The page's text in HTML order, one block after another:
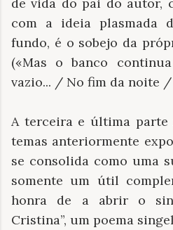
com a ideia plasmada
fundo, é o sobejo da
(«Mas o banco
vazio... / No fim da noite
A terceira e última parte
temas anteriormente
se consolida como uma
somente um útil
honra de a abrir o
Cristina”, um poema